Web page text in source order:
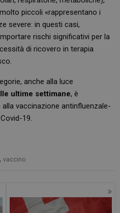
piccoli «rappresentano i
severe: in questi casi,
rischi significativi per la
di ricovero in terapia
anche alla luce
ultime settimane, è
vaccinazione antinfluenzale-
19.
,vaccino